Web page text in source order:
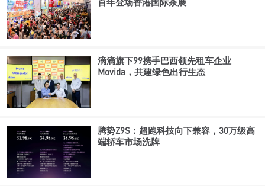
滴滴旗下99携手巴西领先租车企业
Movida，共建绿色出行生态
腾势Z9S：超跑科技向下兼容，30万级高
端轿车市场洗牌